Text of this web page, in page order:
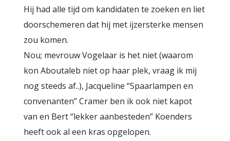
Hij had alle tijd om kandidaten te zoeken en liet
doorschemeren dat hij met ijzersterke mensen
zou komen.
Nou; mevrouw Vogelaar is het niet (waarom
kon Aboutaleb niet op haar plek, vraag ik mij
nog steeds af..), Jacqueline “Spaarlampen en
convenanten” Cramer ben ik ook niet kapot
van en Bert “lekker aanbesteden” Koenders
heeft ook al een kras opgelopen.